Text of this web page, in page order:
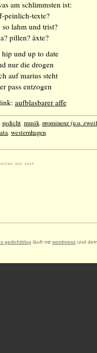
am schlimmsten ist:
peinlich-texte?
lahm und trist?
pillen? äxte?
und up to date
nur die drogen
auf marius steht
pass entzogen
aufblasbarer affe
gedicht,musik,prominenz (u.u.
,westernhagen
gedichtblog läuft mit wordpress und